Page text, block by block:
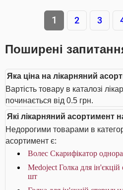
1 2 3
Поширені
Яка ціна на лікарняний
Вартість товару в каталозі
починається від 0.5 грн.
Які лікарняний асортимент
Недорогими товарами в
асортимент є:
Волес Скарифікатор
Medoject Голка для
шт